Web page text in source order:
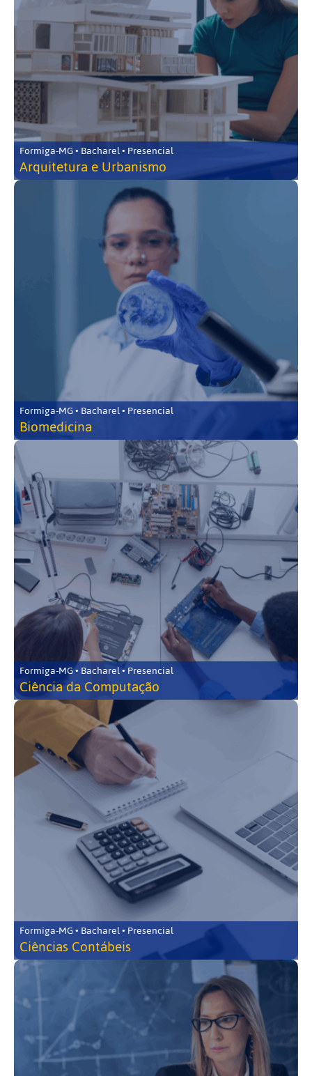
Formiga-MG • Bacharel • Presencial
Arquitetura e Urbanismo
Formiga-MG • Bacharel • Presencial
Biomedicina
Formiga-MG • Bacharel • Presencial
Ciência da Computação
Formiga-MG • Bacharel • Presencial
Ciências Contábeis